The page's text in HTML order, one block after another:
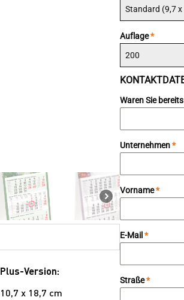
Plus-Version:
10,7 x 18,7 cm
Standard (9,7 x
Auflage*
200
Waren Sie
Unternehmen*
Vorname*
E-Mail *
Straße*